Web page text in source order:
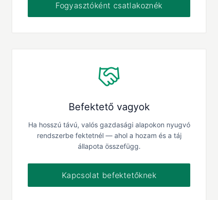
Fogyasztóként csatlakoznék
Befektető vagyok
Ha hosszú távú, valós gazdasági alapokon nyugvó
rendszerbe fektetnél — ahol a hozam és a táj
állapota összefügg.
Kapcsolat befektetőknek